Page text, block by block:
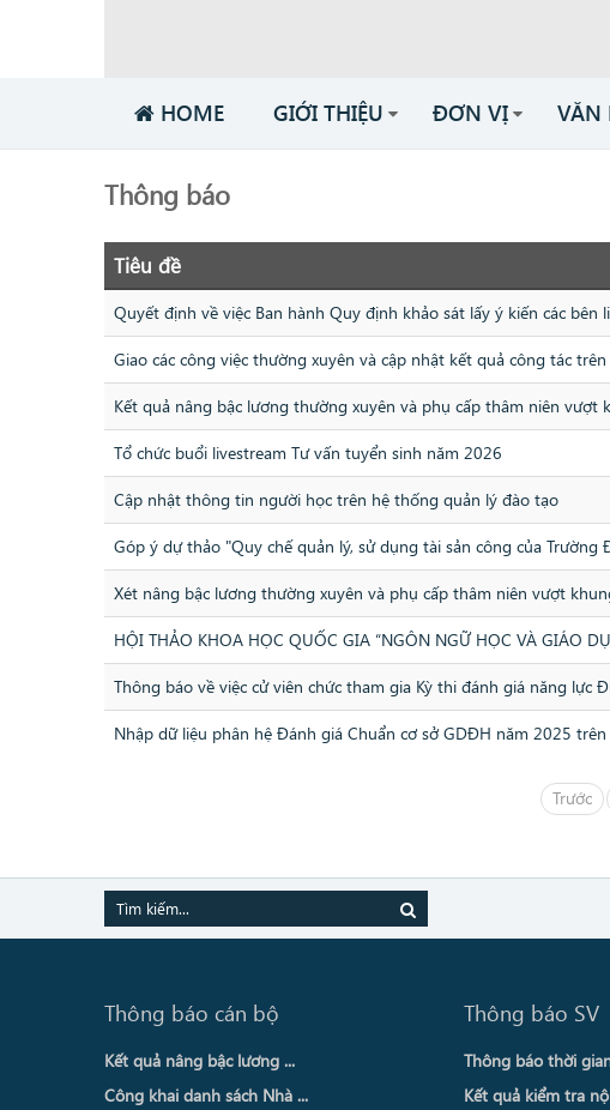
HOME GIỚI THIỆU ĐƠN VỊ VĂN
Thông báo
Tiêu đề
Quyết định về việc Ban hành Quy định khảo sát lấy ý kiến các bên
Giao các công việc thường xuyên và cập nhật kết quả công tác
Kết quả nâng bậc lương thường xuyên và phụ cấp thâm niên vượt
Tổ chức buổi livestream Tư vấn tuyển sinh năm 2026
Cập nhật thông tin người học trên hệ thống quản lý đào tạo
Góp ý dự thảo "Quy chế quản lý, sử dụng tài sản công của Trường
Xét nâng bậc lương thường xuyên và phụ cấp thâm niên vượt
HỘI THẢO KHOA HỌC QUỐC GIA “NGÔN NGỮ HỌC VÀ GIÁO
Thông báo về việc cử viên chức tham gia Kỳ thi đánh giá năng
Nhập dữ liệu phân hệ Đánh giá Chuẩn cơ sở GDĐH năm 2025 trên
Trước
Thông báo cán bộ
Kết quả nâng bậc lương ...
Công khai danh sách Nhà ...
Thông báo SV
Thông báo thời
Kết quả kiểm tra